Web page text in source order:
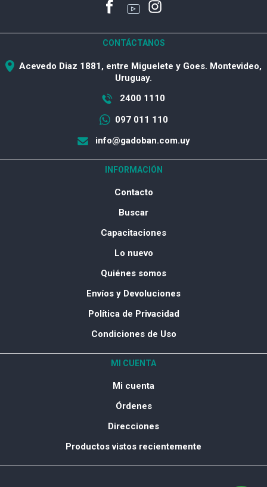
CONTÁCTANOS
Acevedo Diaz 1881, entre Miguelete y Goes. Montevideo,
Uruguay.
2400 1110
097 011 110
info@gadoban.com.uy
INFORMACIÓN
Contacto
Buscar
Capacitaciones
Lo nuevo
Quiénes somos
Envíos y Devoluciones
Política de Privacidad
Condiciones de Uso
MI CUENTA
Mi cuenta
Órdenes
Direcciones
Productos vistos recientemente